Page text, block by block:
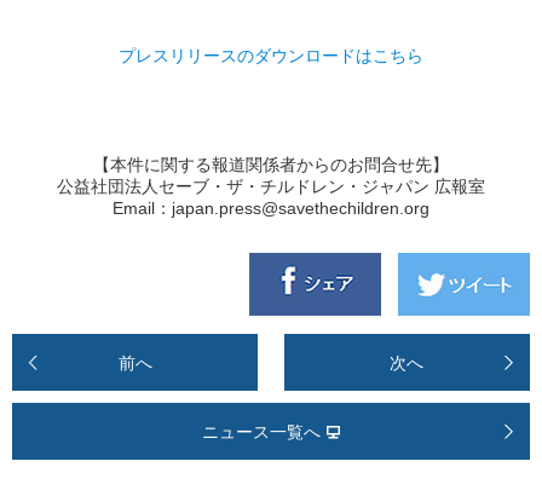
プレスリリースのダウンロードはこちら
【本件に関する報道関係者からのお問合せ先】
公益社団法人セーブ・ザ・チルドレン・ジャパン 広報室
Email：japan.press@savethechildren.org
前へ 次へ
ニュース一覧へ